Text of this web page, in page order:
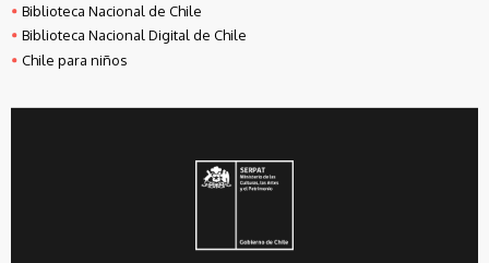
Biblioteca Nacional de Chile
Biblioteca Nacional Digital de Chile
Chile para niños